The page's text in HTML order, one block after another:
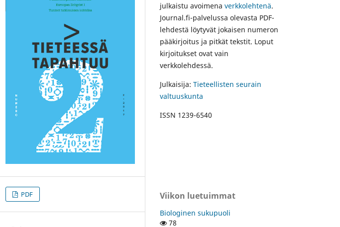
PDF
julkaistu avoimena verkkolehtenä.
Journal.fi-palvelussa olevasta PDF-
lehdestä löytyvät jokaisen numeron
pääkirjoitus ja pitkät tekstit. Loput
kirjoitukset ovat vain
verkkolehdessä.
Julkaisija: Tieteellisten seurain
valtuuskunta
ISSN 1239-6540
Viikon luetuimmat
Biologinen sukupuoli
78